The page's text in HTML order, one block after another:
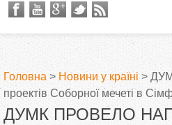
В
Головна > Новини у країні >
проектів Соборної мечеті в
ДУМК ПРОВЕЛО